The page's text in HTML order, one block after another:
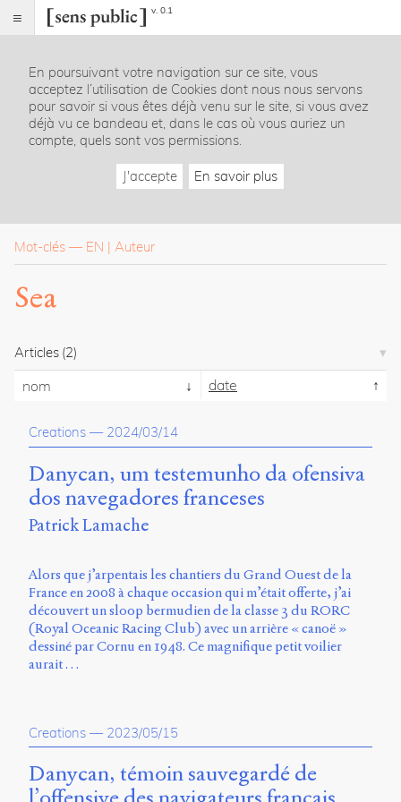
v. 0.1
Index
Rubriques
Essais
La
revue
Présentation
Publier
du
site
Archipel
En
ligne
Université
de
Sherbrooke
Campus
Local
B1-
150
Pl.
En poursuivant votre navigation sur ce site, vous
acceptez l’utilisation de Cookies dont nous nous servons
pour savoir si vous êtes déjà venu sur le site, si vous avez
déjà vu ce bandeau et, dans le cas où vous auriez un
compte, quels sont vos permissions.
J'accepte En savoir plus
Mot-clés — EN Auteur
Sea
Articles (2)
nom date
Creations — 2024/03/14
Danycan, um testemunho da ofensiva
dos navegadores franceses
Patrick Lamache
Alors que j’arpentais les chantiers du Grand Ouest de la
France en 2008 à chaque occasion qui m’était offerte, j’ai
découvert un sloop bermudien de la classe 3 du RORC
(Royal Oceanic Racing Club) avec un arrière « canoë »
dessiné par Cornu en 1948. Ce magnifique petit voilier
aurait …
Creations — 2023/05/15
Danycan, témoin sauvegardé de